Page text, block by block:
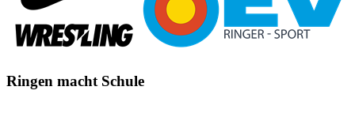
Ringen macht Schule